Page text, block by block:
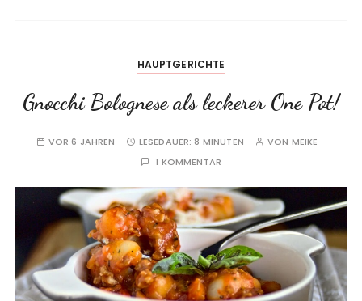
HAUPTGERICHTE
Gnocchi Bolognese als leckerer One Pot!
VOR 6 JAHREN LESEDAUER:8 MINUTEN VON MEIKE
1 KOMMENTAR